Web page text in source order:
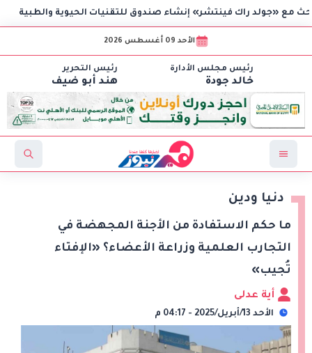
راك فينتشر» إنشاء صندوق للتقنيات الحيوية والطبية
الأحد 09 أغسطس 2026
رئيس مجلس الأدارة
خالد جودة
رئيس التحرير
هند أبو ضيف
دنيا ودين
ما حكم الاستفادة من الأجنة المجهضة في
التجارب العلمية وزراعة الأعضاء؟ «الإفتاء
تُجيب»
أية عدلى
الأحد 13/أبريل/2025 - 04:17 م